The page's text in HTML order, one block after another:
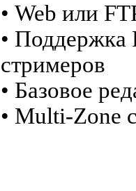
• Web или
• Поддержка
стримеров
• Базовое
• Multi-Zone